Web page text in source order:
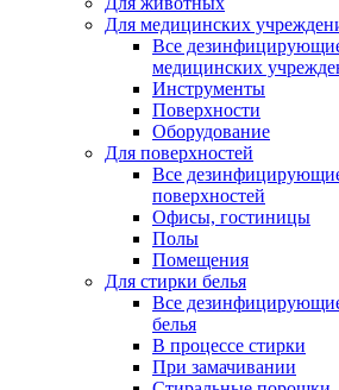
Для медицинских
Все
медицинских
Инструменты
Поверхности
Оборудование
Для поверхностей
Все
поверхностей
Офисы, гостиницы
Полы
Помещения
Для стирки белья
Все
белья
В процессе стирки
При замачивании